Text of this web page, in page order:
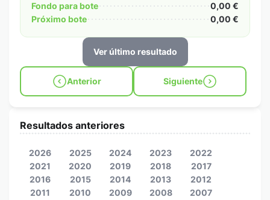
Fondo para bote
0,00 €
Próximo bote
0,00 €
Ver último resultado
Anterior Siguiente
Resultados anteriores
2026 2025 2024 2023
2022
2021
2020 2019 2018
2017
2016
2015 2014 2013
2012
2011
2010 2009 2008
2007